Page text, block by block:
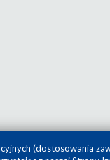
(dostosowania